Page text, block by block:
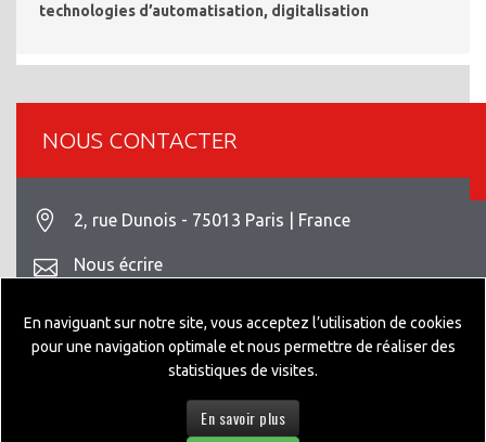
technologies d’automatisation, digitalisation
NOUS CONTACTER
2, rue Dunois - 75013 Paris | France
Nous écrire
Mentions légales
En naviguant sur notre site, vous acceptez l’utilisation de cookies
pour une navigation optimale et nous permettre de réaliser des
statistiques de visites.
En savoir plus